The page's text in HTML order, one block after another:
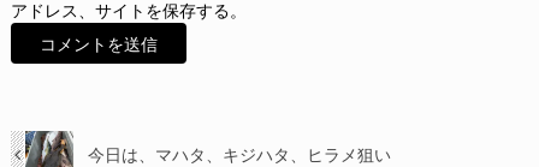
アドレス、サイトを保存する。
今日は、マハタ、キジハタ、ヒラメ狙い